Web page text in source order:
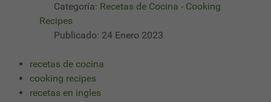
Categoría: Recetas de Cocina - Cooking
Recipes
Publicado: 24 Enero 2023
recetas de cocina
cooking recipes
recetas en ingles